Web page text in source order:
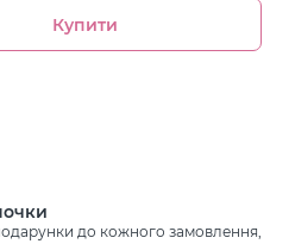
Купити
до кожного замовлення,